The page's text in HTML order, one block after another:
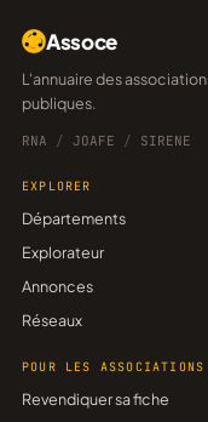
Assoce
L'annuaire des associations françaises, construit sur les données
publiques.
RNA / JOAFE / SIRENE
EXPLORER
Départements
Explorateur
Annonces
Réseaux
POUR LES ASSOCIATIONS
Revendiquer sa fiche